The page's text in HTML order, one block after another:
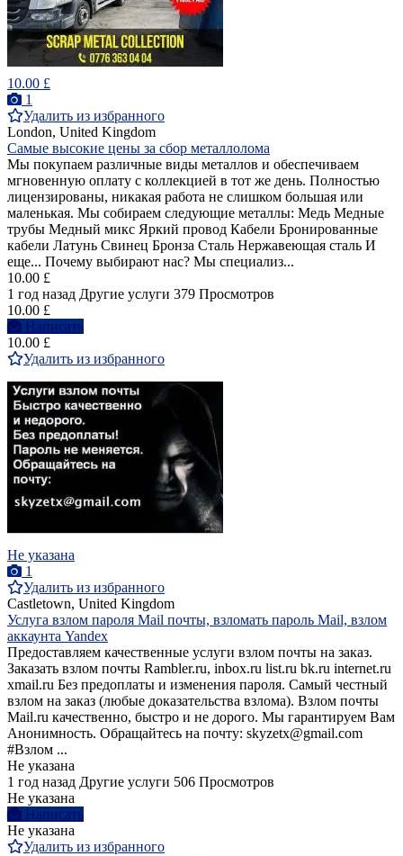
10.00 £
1
Удалить из избранного
London, United Kingdom
Самые высокие цены за сбор металлолома
Мы покупаем различные виды металлов и обеспечиваем
мгновенную оплату с коллекцией в тот же день. Полностью
лицензированы, никакая работа не слишком большая или
маленькая. Мы собираем следующие металлы: Медь Медные
трубы Медный микс Яркий провод Кабели Бронированные
кабели Латунь Свинец Бронза Сталь Нержавеющая сталь И
еще... Почему выбирают нас? Мы специализ...
10.00 £
1 год назад Другие услуги 379 Просмотров
10.00 £
Написать
10.00 £
Удалить из избранного
Не указана
1
Удалить из избранного
Castletown, United Kingdom
Услуга взлом пароля Mail почты, взломать пароль Mail, взлом
аккаунта Yandex
Предоставляем качественные услуги взлом почты на заказ.
Заказать взлoм почты Rambler.ru, inbox.ru list.ru bk.ru internet.ru
xmail.ru Без предоплаты и изменения пароля. Самый честный
взлом на заказ (любые доказательства взлома). Bзлом почты
Mail.ru качественно, быстро и не дорого. Мы гарантируем Вам
Анонимность. Обращайтесь на почту: skyzetx@gmail.com
#Взлом ...
Не указана
1 год назад Другие услуги 506 Просмотров
Не указана
Написать
Не указана
Удалить из избранного